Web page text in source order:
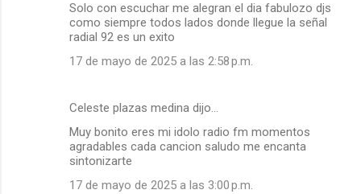
Solo con escuchar me alegran el dia fabulozo djs
como siempre todos lados donde llegue la señal
radial 92 es un exito
17 de mayo de 2025 a las 2:58 p.m.
Celeste plazas medina dijo…
Muy bonito eres mi idolo radio fm momentos
agradables cada cancion saludo me encanta
sintonizarte
17 de mayo de 2025 a las 3:00 p.m.